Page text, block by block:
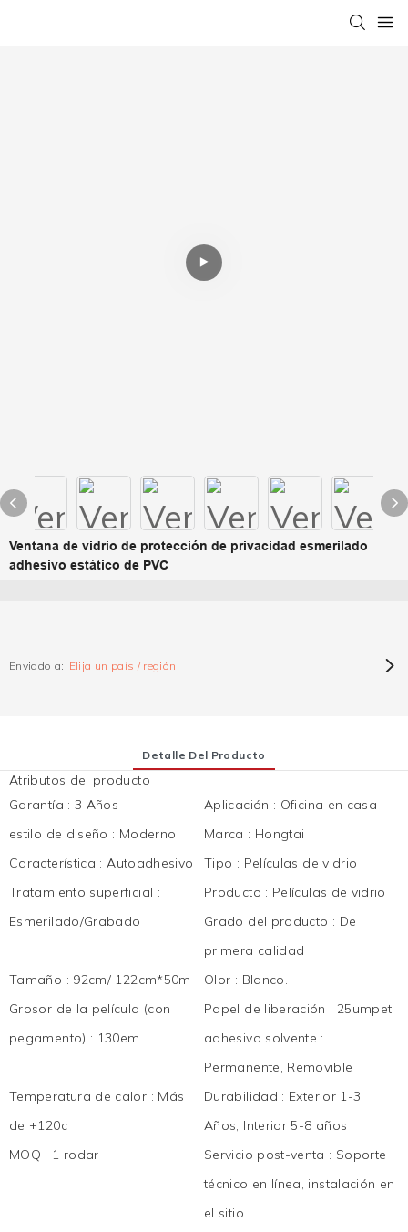
Ventana de vidrio de protección de privacidad esmerilado
adhesivo estático de PVC
Enviado a: Elija un país / región
Detalle Del Producto
Atributos del producto
Garantía : 3 Años Aplicación : Oficina en casa
estilo de diseño : Moderno Marca : Hongtai
Característica :Autoadhesivo Tipo : Películas de vidrio
Tratamiento superficial :
Esmerilado/Grabado
Producto : Películas de vidrio
Grado del producto : De
primera calidad
Tamaño : 92cm/ 122cm*50m Olor : Blanco.
Grosor de la película (con
pegamento) : 130em
Papel de liberación : 25umpet
adhesivo solvente :
Permanente, Removible
Temperatura de calor : Más
de +120c
Durabilidad : Exterior 1-3
Años, Interior 5-8 años
MOQ : 1 rodar Servicio post-venta : Soporte
técnico en línea, instalación en
el sitio